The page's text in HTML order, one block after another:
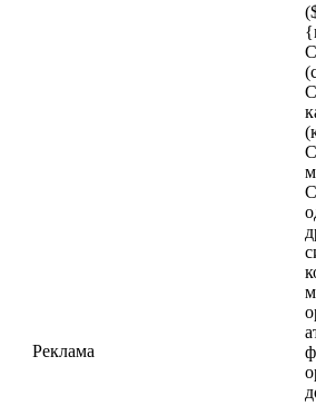
Реклама